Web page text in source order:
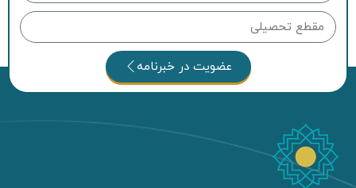
عضویت در خبرنامه